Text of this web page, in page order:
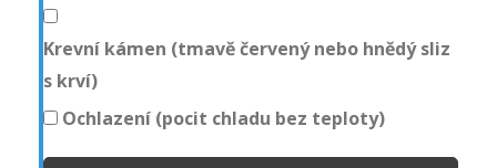
Krevní kámen (tmavě červený nebo hnědý sliz
s krví)
Ochlazení (pocit chladu bez teploty)